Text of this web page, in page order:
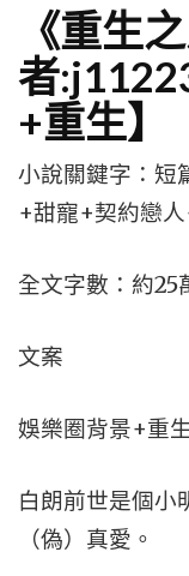
《重生
者
+重生】
小說關鍵字：短
+甜寵+契約戀
全文字數：約25
文案
娛樂圈背景+重
白朗前世是個小
（偽）真愛。